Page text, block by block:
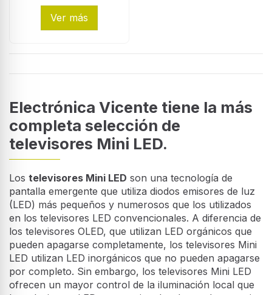
Ver más
Electrónica Vicente tiene la más
completa selección de
televisores Mini LED.
Los televisores Mini LED son una tecnología de
pantalla emergente que utiliza diodos emisores de luz
(LED) más pequeños y numerosos que los utilizados
en los televisores LED convencionales. A diferencia de
los televisores OLED, que utilizan LED orgánicos que
pueden apagarse completamente, los televisores Mini
LED utilizan LED inorgánicos que no pueden apagarse
por completo. Sin embargo, los televisores Mini LED
ofrecen un mayor control de la iluminación local que